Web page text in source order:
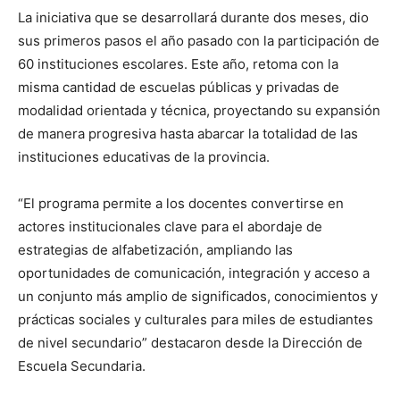
La iniciativa que se desarrollará durante dos meses, dio
sus primeros pasos el año pasado con la participación de
60 instituciones escolares. Este año, retoma con la
misma cantidad de escuelas públicas y privadas de
modalidad orientada y técnica, proyectando su expansión
de manera progresiva hasta abarcar la totalidad de las
instituciones educativas de la provincia.
“El programa permite a los docentes convertirse en
actores institucionales clave para el abordaje de
estrategias de alfabetización, ampliando las
oportunidades de comunicación, integración y acceso a
un conjunto más amplio de significados, conocimientos y
prácticas sociales y culturales para miles de estudiantes
de nivel secundario” destacaron desde la Dirección de
Escuela Secundaria.